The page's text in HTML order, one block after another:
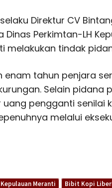
Direktur CV
Perkimtan-LH
melakukan tindak
enam tahun penjara
Selain pidana
pengganti senilai
melalui
Meranti Bibit Kopi